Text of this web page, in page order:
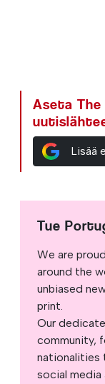
Aseta The
Lisää
Tue
We are
around the
unbiased
print.
Our
community,
nationalities
social media